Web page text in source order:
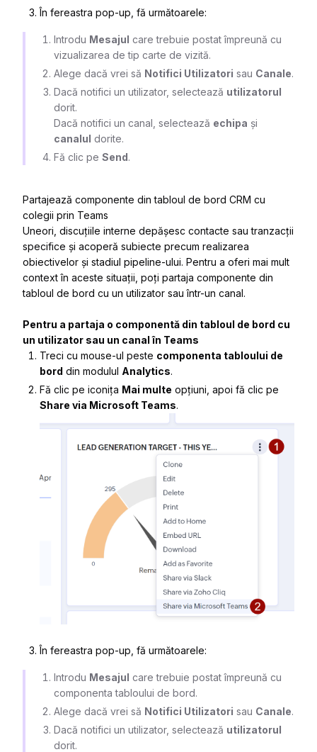
În fereastra pop-up, fă următoarele:
Introdu Mesajul care trebuie postat împreună cu
vizualizarea de tip carte de vizită.
Alege dacă vrei să Notifici Utilizatori sau Canale.
Dacă notifici un utilizator, selectează utilizatorul
dorit.
Dacă notifici un canal, selectează echipa și
canalul dorite.
Fă clic pe Send.
Partajează componente din tabloul de bord CRM cu
colegii prin Teams
Uneori, discuțiile interne depășesc contacte sau tranzacții
specifice și acoperă subiecte precum realizarea
obiectivelor și stadiul pipeline-ului. Pentru a oferi mai mult
context în aceste situații, poți partaja componente din
tabloul de bord cu un utilizator sau într-un canal.
Pentru a partaja o componentă din tabloul de bord cu
un utilizator sau un canal în Teams
Treci cu mouse-ul peste componenta tabloului de
bord din modulul Analytics.
Fă clic pe iconița Mai multe opțiuni, apoi fă clic pe
Share via Microsoft Teams.
În fereastra pop-up, fă următoarele:
Introdu Mesajul care trebuie postat împreună cu
componenta tabloului de bord.
Alege dacă vrei să Notifici Utilizatori sau Canale.
Dacă notifici un utilizator, selectează utilizatorul
dorit.